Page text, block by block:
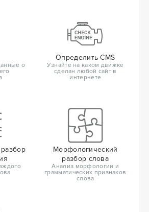
о
Определить CMS
Узнайте на каком движке
сделан любой сайт в
интернете
Морфологический
разбор слова
Анализ морфологии и
грамматических признаков
слова